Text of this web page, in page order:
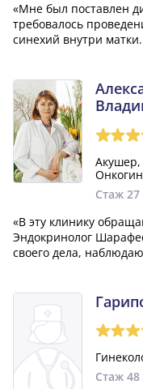
«Мне был поставлен
требовалось
синехий внутри
профессионально
Акушер,
Стаж 27
«В эту клинику
Эндокринолог
своего дела,
Стаж 48